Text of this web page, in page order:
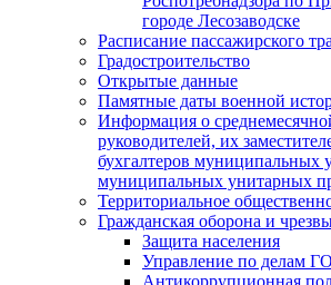
городе Лесозаводске
Расписание пассажирского
Градостроительство
Открытые данные
Памятные даты военной
Информация о
руководителей, их
бухгалтеров муниципальных
муниципальных унитарных
Территориальное
Гражданская оборона и
Защита населения
Управление по делам